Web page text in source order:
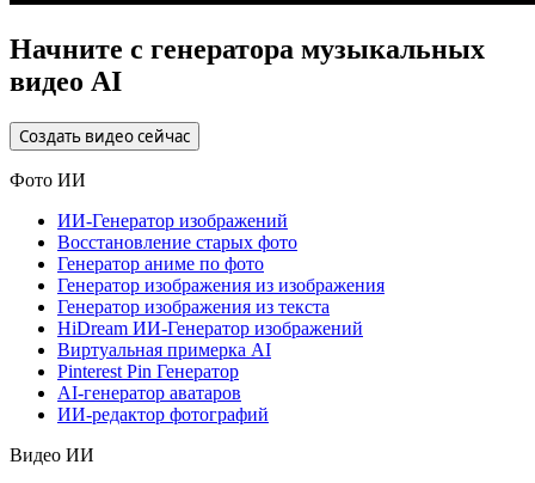
Начните с генератора музыкальных
видео AI
Создать видео сейчас
Фото ИИ
ИИ-Генератор изображений
Восстановление старых фото
Генератор аниме по фото
Генератор изображения из изображения
Генератор изображения из текста
HiDream ИИ-Генератор изображений
Виртуальная примерка AI
Pinterest Pin Генератор
AI-генератор аватаров
ИИ-редактор фотографий
Видео ИИ